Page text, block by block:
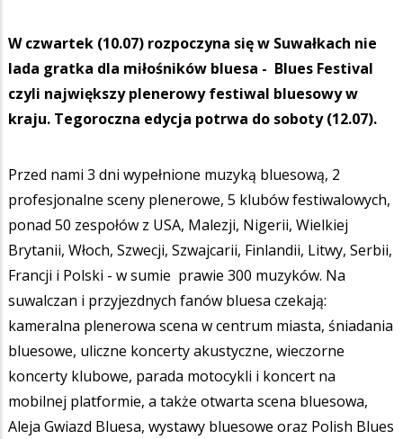
W czwartek (10.07) rozpoczyna się w Suwałkach nie
lada gratka dla miłośników bluesa - Blues Festival
czyli największy plenerowy festiwal bluesowy w
kraju. Tegoroczna edycja potrwa do soboty (12.07).
Przed nami 3 dni wypełnione muzyką bluesową, 2
profesjonalne sceny plenerowe, 5 klubów festiwalowych,
ponad 50 zespołów z USA, Malezji, Nigerii, Wielkiej
Brytanii, Włoch, Szwecji, Szwajcarii, Finlandii, Litwy, Serbii,
Francji i Polski - w sumie prawie 300 muzyków. Na
suwalczan i przyjezdnych fanów bluesa czekają:
kameralna plenerowa scena w centrum miasta, śniadania
bluesowe, uliczne koncerty akustyczne, wieczorne
koncerty klubowe, parada motocykli i koncert na
mobilnej platformie, a także otwarta scena bluesowa,
Aleja Gwiazd Bluesa, wystawy bluesowe oraz Polish Blues